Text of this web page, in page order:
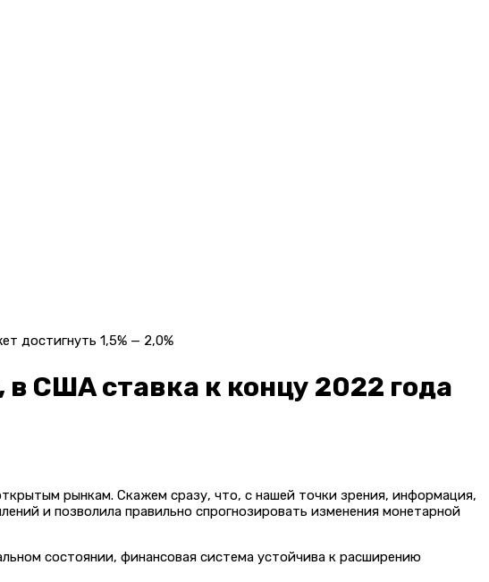
достигнуть 1,5% — 2,0%
США ставка к концу 2022 года
рынкам. Скажем сразу, что, с нашей точки зрения, информация,
и позволила правильно спрогнозировать изменения монетарной
состоянии, финансовая система устойчива к расширению